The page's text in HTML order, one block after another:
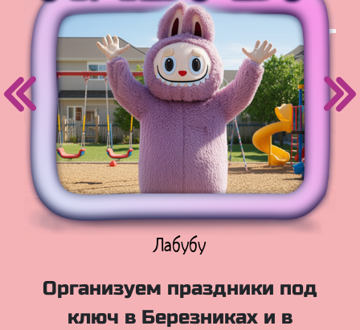
Куклы Лол
Организуем праздники под
ключ в Березниках и в